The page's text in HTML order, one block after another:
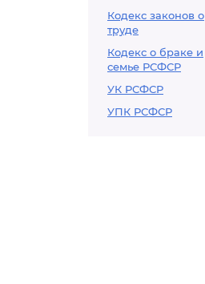
Кодекс законов о
труде
Кодекс о браке и
семье РСФСР
УК РСФСР
УПК РСФСР